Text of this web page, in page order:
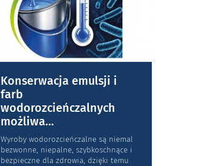
Konserwacja emulsji i
farb
wodorozcieńczalnych
możliwa...
Wyroby wodorozcieńczalne są niemal
bezwonne, niepalne, szybkoschnące i
bezpieczne dla zdrowia, dzięki temu